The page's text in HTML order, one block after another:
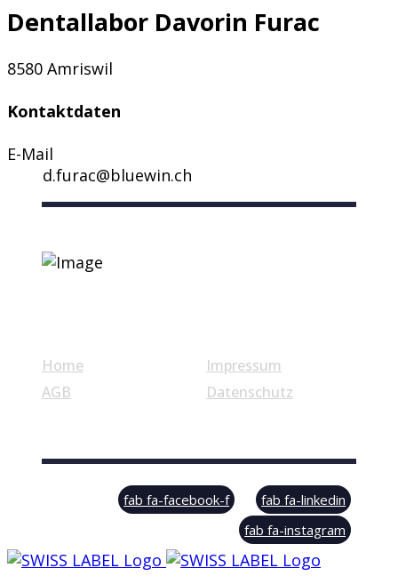
Dentallabor Davorin Furac
8580 Amriswil
Kontaktdaten
E-Mail
d.furac@bluewin.ch
Home
AGB
Impressum
Datenschutz
© Swiss Label, All rights reserved
fab fa-facebook-f
fab fa-linkedin
fab fa-instagram